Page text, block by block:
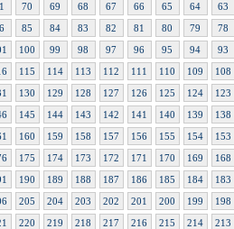
63
64
65
66
67
68
69
70
78
79
80
81
82
83
84
85
93
94
95
96
97
98
99
100
108
109
110
111
112
113
114
115
123
124
125
126
127
128
129
130
138
139
140
141
142
143
144
145
153
154
155
156
157
158
159
160
168
169
170
171
172
173
174
175
183
184
185
186
187
188
189
190
198
199
200
201
202
203
204
205
213
214
215
216
217
218
219
220